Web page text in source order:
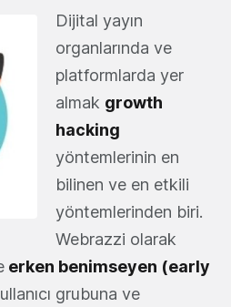
Dijital yayın
organlarında ve
platformlarda yer
almak growth
hacking
yöntemlerinin en
bilinen ve en etkili
yöntemlerinden biri.
Webrazzi olarak
erken benimseyen (early
grubuna ve